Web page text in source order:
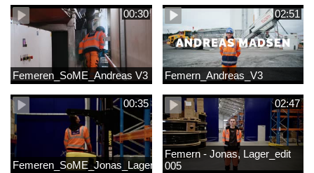
00:30
Femeren_SoME_Andreas V3
02:51
Femern_Andreas_V3
00:35
Femeren_SoME_Jonas_Lager
02:47
Femern - Jonas, Lager_edit
005